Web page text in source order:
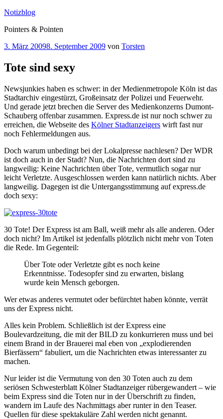
Zum
springen
Notizblog
Pointers & Pointen
Veröffentlicht
3. März 20098. September 2009 von Torsten
Tote sind sexy
Newsjunkies haben es schwer: in der Medienmetropole Köln ist das
Stadtarchiv eingestürzt, Großeinsatz der Polizei und Feuerwehr.
Und gerade jetzt brechen die Server des Medienkonzerns Dumont-
Schauberg offenbar zusammen. Express.de ist nur noch schwer zu
erreichen, die Webseite des Kölner Stadtanzeigers wirft fast nur
noch Fehlermeldungen aus.
Doch warum unbedingt bei der Lokalpresse nachlesen? Der WDR
ist doch auch in der Stadt? Nun, die Nachrichten dort sind zu
langweilig: Keine Nachrichten über Tote, vermutlich sogar nur
leicht Verletzte. Ausgeschlossen werden kann natürlich nichts. Aber
langweilig. Dagegen ist die Untergangsstimmung auf express.de
doch sexy:
30 Tote! Der Express ist am Ball, weiß mehr als alle anderen. Oder
doch nicht? Im Artikel ist jedenfalls plötzlich nicht mehr von Toten
die Rede. Im Gegenteil:
Über Tote oder Verletzte gibt es noch keine
Erkenntnisse. Todesopfer sind zu erwarten, bislang
wurde kein Mensch geborgen.
Wer etwas anderes vermutet oder befürchtet haben könnte, verrät
uns der Express nicht.
Alles kein Problem. Schließlich ist der Express eine
Boulevardzeitung, die mit der BILD zu konkurrieren muss und bei
einem Brand in der Brauerei mal eben von „explodierenden
Bierfässern“ fabuliert, um die Nachrichten etwas interessanter zu
machen.
Nur leider ist die Vermutung von den 30 Toten auch zu dem
seriösen Schwesterblatt Kölner Stadtanzeiger rübergewandert – wie
beim Express sind die Toten nur in der Überschrift zu finden,
wandern im Laufe des Nachmittags aber runter in den Teaser.
Quellen für diese spektakuläre Zahl werden nicht genannt.